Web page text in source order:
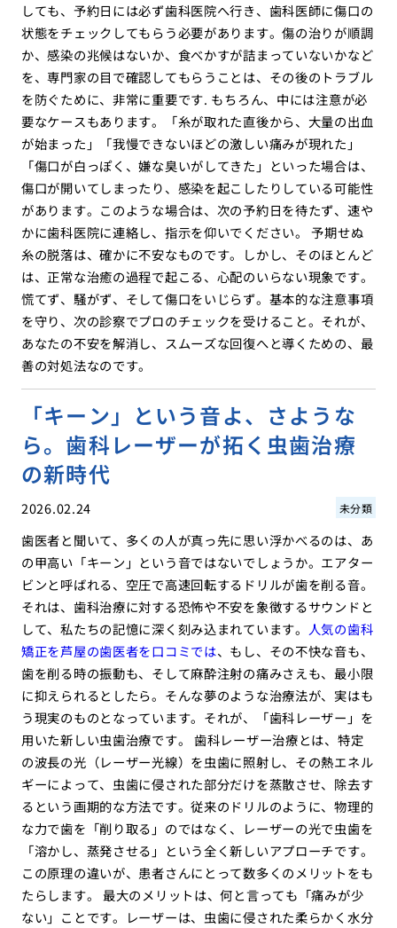
しても、予約日には必ず歯科医院へ行き、歯科医師に傷口の
状態をチェックしてもらう必要があります。傷の治りが順調
か、感染の兆候はないか、食べかすが詰まっていないかなど
を、専門家の目で確認してもらうことは、その後のトラブル
を防ぐために、非常に重要です. もちろん、中には注意が必
要なケースもあります。「糸が取れた直後から、大量の出血
が始まった」「我慢できないほどの激しい痛みが現れた」
「傷口が白っぽく、嫌な臭いがしてきた」といった場合は、
傷口が開いてしまったり、感染を起こしたりしている可能性
があります。このような場合は、次の予約日を待たず、速や
かに歯科医院に連絡し、指示を仰いでください。 予期せぬ
糸の脱落は、確かに不安なものです。しかし、そのほとんど
は、正常な治癒の過程で起こる、心配のいらない現象です。
慌てず、騒がず、そして傷口をいじらず。基本的な注意事項
を守り、次の診察でプロのチェックを受けること。それが、
あなたの不安を解消し、スムーズな回復へと導くための、最
善の対処法なのです。
「キーン」という音よ、さような
ら。歯科レーザーが拓く虫歯治療
の新時代
2026.02.24 未分類
歯医者と聞いて、多くの人が真っ先に思い浮かべるのは、あ
の甲高い「キーン」という音ではないでしょうか。エアター
ビンと呼ばれる、空圧で高速回転するドリルが歯を削る音。
それは、歯科治療に対する恐怖や不安を象徴するサウンドと
して、私たちの記憶に深く刻み込まれています。 人気の歯科
矯正を芦屋の歯医者を口コミでは、もし、その不快な音も、
歯を削る時の振動も、そして麻酔注射の痛みさえも、最小限
に抑えられるとしたら。そんな夢のような治療法が、実はも
う現実のものとなっています。それが、「歯科レーザー」を
用いた新しい虫歯治療です。 歯科レーザー治療とは、特定
の波長の光（レーザー光線）を虫歯に照射し、その熱エネル
ギーによって、虫歯に侵された部分だけを蒸散させ、除去す
るという画期的な方法です。従来のドリルのように、物理的
な力で歯を「削り取る」のではなく、レーザーの光で虫歯を
「溶かし、蒸発させる」という全く新しいアプローチです。
この原理の違いが、患者さんにとって数多くのメリットをも
たらします。 最大のメリットは、何と言っても「痛みが少
ない」ことです。レーザーは、虫歯に侵された柔らかく水分